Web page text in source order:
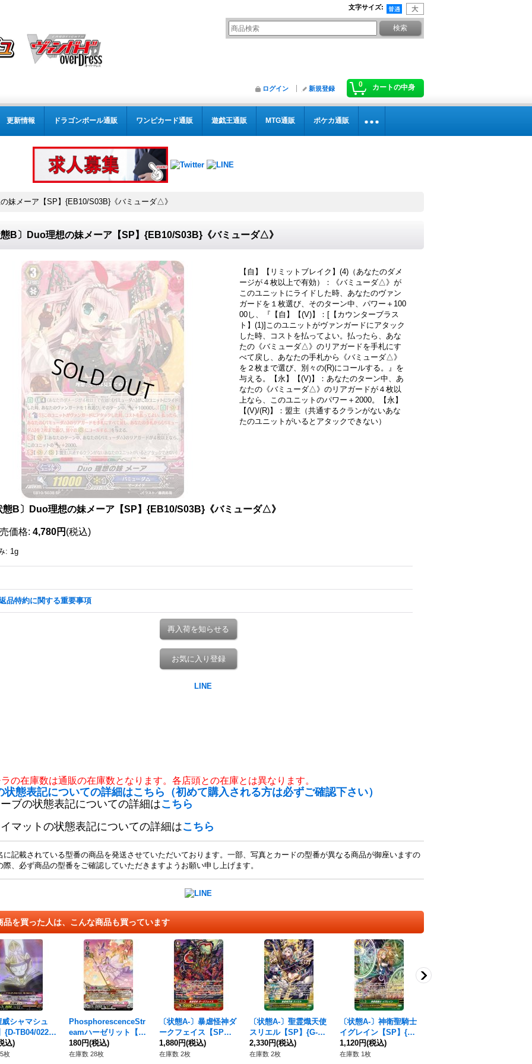
文字サイズ:
0 カートの中身
ログイン 新規登録
更新情報 ドラゴンボール通販 ワンピカード通販 遊戯王通販 MTG通販 ポケカ通販
妹メーア【SP】{EB10/S03B}《バミューダ△》
B〕Duo理想の妹メーア【SP】{EB10/S03B}《バミューダ△》
【自】【リミットブレイク】(4)（あなたのダメ
ージが４枚以上で有効）：《バミューダ△》が
このユニットにライドした時、あなたのヴァン
ガードを１枚選び、そのターン中、パワー＋100
00し、『【自】【(V)】：[【カウンターブラス
ト】(1)]このユニットがヴァンガードにアタック
した時、コストを払ってよい。払ったら、あな
たの《バミューダ△》のリアガードを手札にす
べて戻し、あなたの手札から《バミューダ△》
を２枚まで選び、別々の(R)にコールする。』を
与える。【永】【(V)】：あなたのターン中、あ
なたの《バミューダ△》のリアガードが４枚以
上なら、このユニットのパワー＋2000。【永】
【(V)/(R)】：盟主（共通するクランがないあな
たのユニットがいるとアタックできない）
態B〕Duo理想の妹メーア【SP】{EB10/S03B}《バミューダ△》
価格: 4,780円 (税込)
: 1g
品特約に関する重要事項
再入荷を知らせる
お気に入り登録
の在庫数は通販の在庫数となります。各店頭との在庫とは異なります。
状態表記についての詳細はこちら（初めて購入される方は必ずご確認下さい）
ブの状態表記についての詳細はこちら
マットの状態表記についての詳細はこちら
記載されている型番の商品を発送させていただいております。一部、写真とカードの型番が異なる商品が御座いますの
際、必ず商品の型番をご確認していただきますようお願い申し上げます。
品を買った人は、こんな商品も買っています
シャマシュ
{D-TB04/022}
》
込)
枚
PhosphorescenceStr
eamハーゼリット【S
R】{DZ-LBT01/SR05}
《リリカルモナステリ
180円(税込)
在庫数 28枚
〔状態A-〕暴虐怪神ダ
ークフェイス【SP】
{G-TCB02/S03}《メガ
コロニー》
1,880円(税込)
在庫数 2枚
〔状態A-〕聖霊熾天使
スリエル【SP】{G-BT
07/S17}《エンジェル
フェザー》
2,330円(税込)
在庫数 2枚
〔状態A-〕神衛聖騎士
イグレイン【SP】{G-
CHB01/S08}《ロイヤ
ルパラディン》
1,120円(税込)
在庫数 1枚